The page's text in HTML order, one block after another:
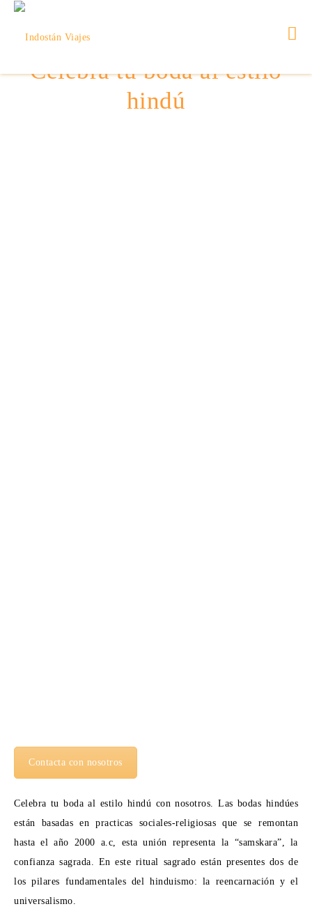
Celebra tu boda al estilo
hindú
Contacta con nosotros
Celebra tu boda al estilo hindú con nosotros. Las bodas hindúes
están basadas en practicas sociales-religiosas que se remontan
hasta el año 2000 a.c, esta unión representa la “samskara”, la
confianza sagrada. En este ritual sagrado están presentes dos de
los pilares fundamentales del hinduismo: la reencarnación y el
universalismo.